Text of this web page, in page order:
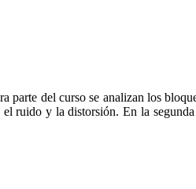
del curso se analizan los
ruido y la distorsión. En la